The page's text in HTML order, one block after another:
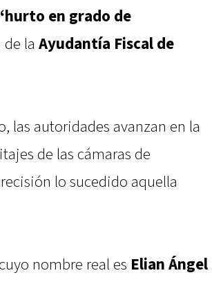
en grado de
la Ayudantía Fiscal de
las autoridades avanzan en la
de las cámaras de
lo sucedido aquella
nombre real es Elian Ángel